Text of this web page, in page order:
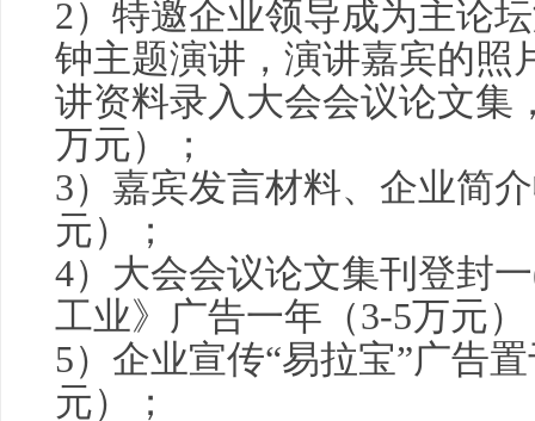
2）特邀企业领导成为主论
钟主题演讲，演讲嘉宾的照
讲资料录入大会会议论文集
万元）；
3）嘉宾发言材料、企业简
元）；
4）大会会议论文集刊登封
工业》广告一年（3-5万元
5）企业宣传“易拉宝”广告
元）；